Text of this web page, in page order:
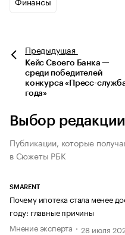
Предыдущая
Кейс Своего Банка —
среди победителей
конкурса «Пресс-
года»
Выбор редакции
Публикации, которые
в Сюжеты РБК
SMARENT
Почему ипотека стала менее
году: главные причины
Мнение эксперта
28 июля